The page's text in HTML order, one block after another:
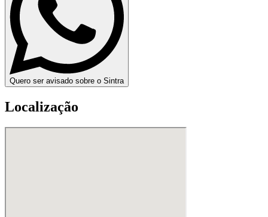
Quero ser avisado sobre o Sintra
Localização